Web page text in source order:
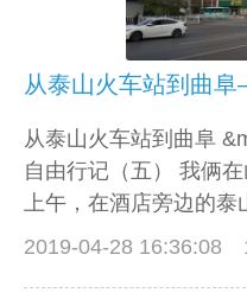
从泰山火车站到曲阜
自由行记（五） 我俩
上午，在酒店旁边的泰
2019-04-28 16:36:08